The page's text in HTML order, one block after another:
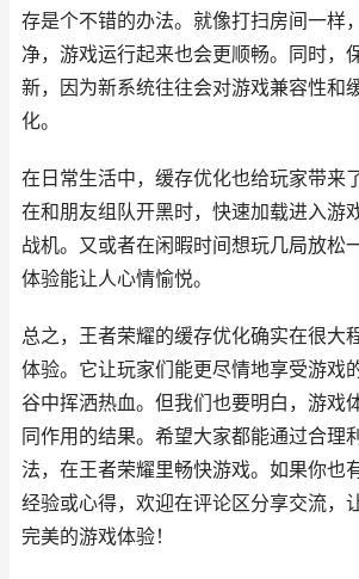
存是个不错的办法。就像打扫房间一样
净，游戏运行起来也会更顺畅。同时，
新，因为新系统往往会对游戏兼容性和
化。
在日常生活中，缓存优化也给玩家带来
在和朋友组队开黑时，快速加载进入游
战机。又或者在闲暇时间想玩几局放松
体验能让人心情愉悦。
总之，王者荣耀的缓存优化确实在很大
体验。它让玩家们能更尽情地享受游戏
谷中挥洒热血。但我们也要明白，游戏
同作用的结果。希望大家都能通过合理
法，在王者荣耀里畅快游戏。如果你也
经验或心得，欢迎在评论区分享交流，
完美的游戏体验！